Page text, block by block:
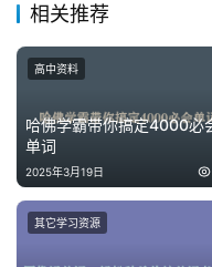
相关推荐
哈佛学霸带你搞定4000必
单词
2025年3月19日
高中资料
其它学习资源